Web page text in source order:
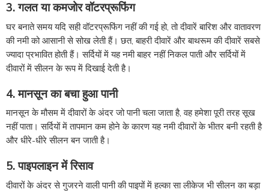
3. गलत या कमजोर वॉटरप्रूफिंग
घर बनाते समय यदि सही वॉटरप्रूफिंग नहीं की गई हो, तो दीवारें बारिश और वातावरण
की नमी को आसानी से सोख लेती हैं। छत, बाहरी दीवारें और बाथरूम की दीवारें सबसे
ज्यादा प्रभावित होती हैं। सर्दियों में यह नमी बाहर नहीं निकल पाती और सर्दियों में
दीवारों में सीलन के रूप में दिखाई देती है।
4. मानसून का बचा हुआ पानी
मानसून के मौसम में दीवारों के अंदर जो पानी चला जाता है, वह हमेशा पूरी तरह सूख
नहीं पाता। सर्दियों में तापमान कम होने के कारण यह नमी दीवारों के भीतर बनी रहती है
और धीरे-धीरे सीलन बन जाती है।
5. पाइपलाइन में रिसाव
दीवारों के अंदर से गुजरने वाली पानी की पाइपों में हल्का सा लीकेज भी सीलन का बड़ा